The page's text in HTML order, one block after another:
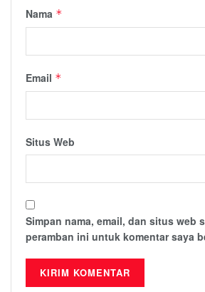
Nama *
Email *
Situs Web
Simpan nama, email, dan situs web
peramban ini untuk komentar saya